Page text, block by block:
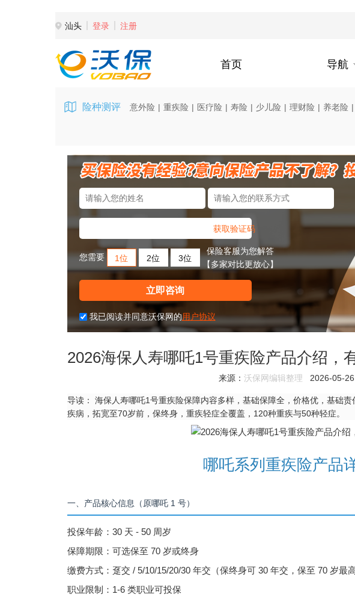
汕头 登录 注册
首页 导航
险种测评 意外险 | 重疾险 | 医疗险 | 寿险 | 少儿险 | 理财险 | 养老险 |
获取验证码
您需要 1位 2位 3位
保险客服为您解答
【多家对比更放心】
立即咨询
我已阅读并同意沃保网的用户协议
2026海保人寿哪吒1号重疾险产品介绍，
来源： 沃保网编辑整理 2026-05-26
导读：
海保人寿哪吒1号重疾险保障内容多样，基础保障全，价格优，基础
疾病，拓宽至70岁前，保终身，重疾轻症全覆盖，120种重疾与50种轻症。
哪吒系列重疾险产品
一、产品核心信息（原哪吒 1 号）
投保年龄：30 天 - 50 周岁
保障期限：可选保至 70 岁或终身
缴费方式：趸交 / 5/10/15/20/30 年交（保终身可 30 年交，保至 70 岁最高
职业限制：1-6 类职业可投保